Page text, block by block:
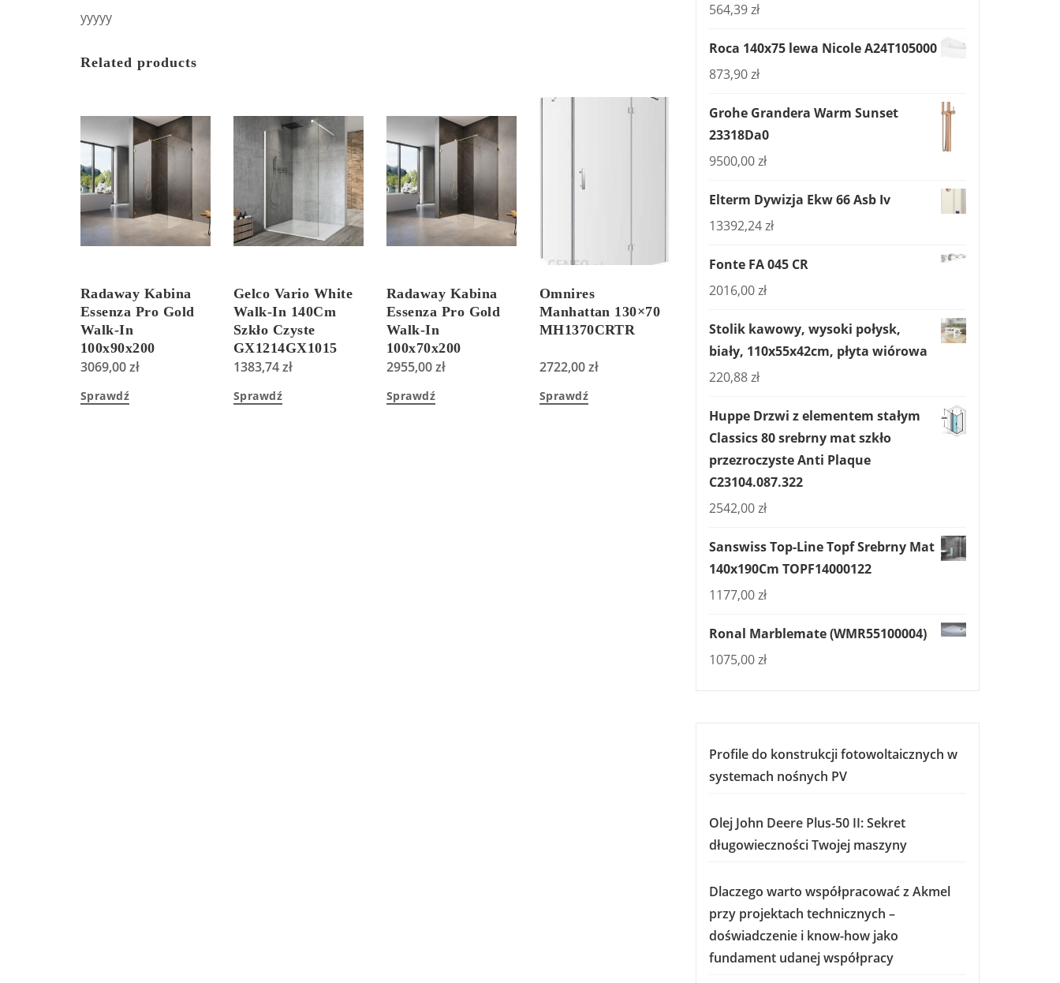
yyyyy
Related products
Radaway Kabina
Essenza Pro Gold
Walk-In
100x90x200
Przejrzyste
3069,00zł
Sprawdź
Gelco Vario White
Walk-In 140Cm
Szkło Czyste
GX1214GX1015
1383,74zł
Sprawdź
Radaway Kabina
Essenza Pro Gold
Walk-In
100x70x200
Przejrzyste
2955,00zł
Sprawdź
Omnires
Manhattan 130×70
MH1370CRTR
2722,00zł
Sprawdź
564,39zł
Roca 140x75 lewa Nicole A24T105000
873,90zł
Grohe Grandera Warm Sunset
23318Da0
9500,00zł
Elterm Dywizja Ekw 66 Asb Iv
13392,24zł
Fonte FA 045 CR
2016,00zł
Stolik kawowy, wysoki połysk,
biały, 110x55x42cm, płyta wiórowa
220,88zł
Huppe Drzwi z elementem stałym
Classics 80 srebrny mat szkło
przezroczyste Anti Plaque
C23104.087.322
2542,00zł
Sanswiss Top-Line Topf Srebrny Mat
140x190Cm TOPF14000122
1177,00zł
Ronal Marblemate (WMR55100004)
1075,00zł
Profile do konstrukcji fotowoltaicznych w
systemach nośnych PV
Olej John Deere Plus-50 II: Sekret
długowieczności Twojej maszyny
Dlaczego warto współpracować z Akmel
przy projektach technicznych –
doświadczenie i know-how jako
fundament udanej współpracy